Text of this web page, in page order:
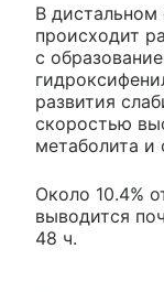
В дистальном
происходит
с
развития
скоростью
метаболита и
Около 10.4%
выводится
48 ч.